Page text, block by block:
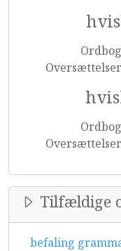
Tilfældige
befaling